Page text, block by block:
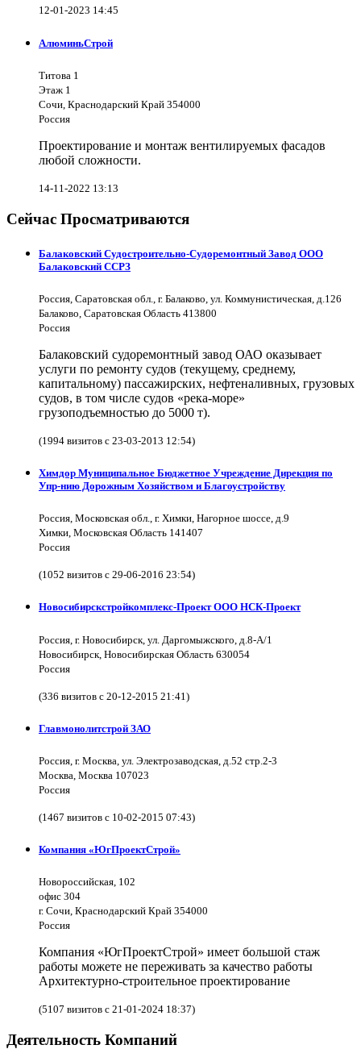
12-01-2023 14:45
АлюминьСтрой
Титова 1
Этаж 1
Сочи, Краснодарский Край 354000
Россия
Проектирование и монтаж вентилируемых фасадов
любой сложности.
14-11-2022 13:13
Сейчас Просматриваются
Балаковский Судостроительно-Судоремонтный Завод ООО
Балаковский ССРЗ
Россия, Саратовская обл., г. Балаково, ул. Коммунистическая, д.126
Балаково, Саратовская Область 413800
Россия
Балаковский судоремонтный завод ОАО оказывает
услуги по ремонту судов (текущему, среднему,
капитальному) пассажирских, нефтеналивных, грузовых
судов, в том числе судов «река-море»
грузоподъемностью до 5000 т).
(1994 визитов с 23-03-2013 12:54)
Химдор Муниципальное Бюджетное Учреждение Дирекция по
Упр-нию Дорожным Хозяйством и Благоустройству
Россия, Московская обл., г. Химки, Нагорное шоссе, д.9
Химки, Московская Область 141407
Россия
(1052 визитов с 29-06-2016 23:54)
Новосибирскстройкомплекс-Проект ООО НСК-Проект
Россия, г. Новосибирск, ул. Даргомыжского, д.8-А/1
Новосибирск, Новосибирская Область 630054
Россия
(336 визитов с 20-12-2015 21:41)
Главмонолитстрой ЗАО
Россия, г. Москва, ул. Электрозаводская, д.52 стр.2-3
Москва, Москва 107023
Россия
(1467 визитов с 10-02-2015 07:43)
Компания «ЮгПроектСтрой»
Новороссийская, 102
офис 304
г. Сочи, Краснодарский Край 354000
Россия
Компания «ЮгПроектСтрой» имеет большой стаж
работы можете не переживать за качество работы
Архитектурно-строительное проектирование
(5107 визитов с 21-01-2024 18:37)
Деятельность Компаний